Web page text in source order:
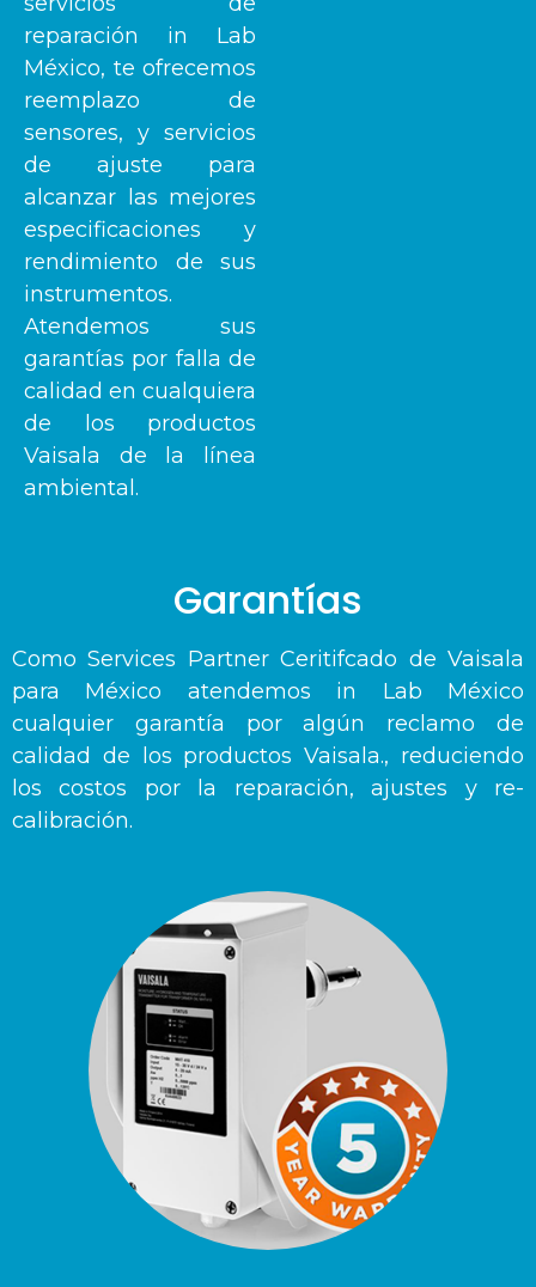
reparación in Lab
México, te ofrecemos
reemplazo de
sensores, y servicios
de ajuste para
alcanzar las mejores
especificaciones y
rendimiento de sus
instrumentos.
Atendemos sus
garantías por falla de
calidad en cualquiera
de los productos
Vaisala de la línea
ambiental.
Garantías
Como Services Partner Ceritifcado de Vaisala
para México atendemos in Lab México
cualquier garantía por algún reclamo de
calidad de los productos Vaisala., reduciendo
los costos por la reparación, ajustes y re-
calibración.